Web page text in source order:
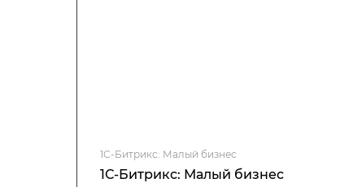
1С-Битрикс: Малый бизнес
1С-Битрикс: Малый бизнес